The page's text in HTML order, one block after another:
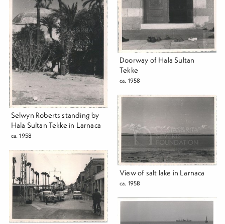
Doorway of Hala Sultan
Tekke
ca. 1958
Selwyn Roberts standing by
Hala Sultan Tekke in Larnaca
ca. 1958
View of salt lake in Larnaca
ca. 1958